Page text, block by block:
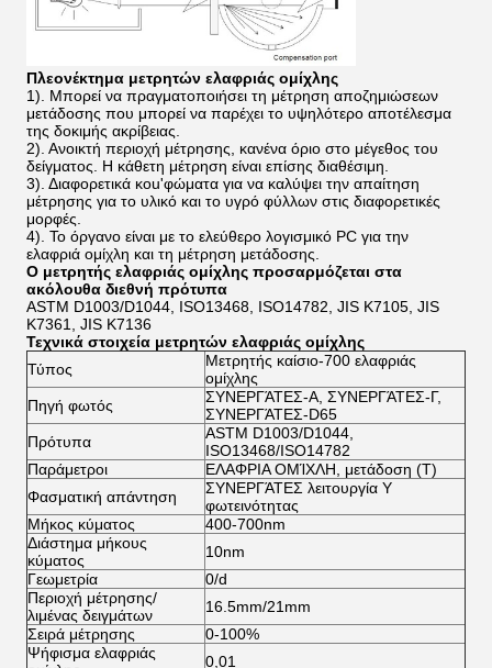
Πλεονέκτημα μετρητών ελαφριάς ομίχλης
1). Μπορεί να πραγματοποιήσει τη μέτρηση αποζημιώσεων
μετάδοσης που μπορεί να παρέχει το υψηλότερο αποτέλεσμα
της δοκιμής ακρίβειας.
2). Ανοικτή περιοχή μέτρησης, κανένα όριο στο μέγεθος του
δείγματος. Η κάθετη μέτρηση είναι επίσης διαθέσιμη.
3). Διαφορετικά κοu'φώματα για να καλύψει την απαίτηση
μέτρησης για το υλικό και το υγρό φύλλων στις διαφορετικές
μορφές.
4). Το όργανο είναι με το ελεύθερο λογισμικό PC για την
ελαφριά ομίχλη και τη μέτρηση μετάδοσης.
Ο μετρητής ελαφριάς ομίχλης προσαρμόζεται στα
ακόλουθα διεθνή πρότυπα
ASTM D1003/D1044, ISO13468, ISO14782, JIS K7105, JIS
K7361, JIS K7136
Τεχνικά στοιχεία μετρητών ελαφριάς ομίχλης
Τύπος
Μετρητής καίσιο-700 ελαφριάς
ομίχλης
Πηγή φωτός
ΣΥΝΕΡΓΆΤΕΣ-Α, ΣΥΝΕΡΓΆΤΕΣ-Γ,
ΣΥΝΕΡΓΆΤΕΣ-D65
Πρότυπα
ASTM D1003/D1044,
ISO13468/ISO14782
Παράμετροι
ΕΛΑΦΡΙΑ ΟΜΊΧΛΗ, μετάδοση (Τ)
Φασματική απάντηση
ΣΥΝΕΡΓΆΤΕΣ λειτουργία Υ
φωτεινότητας
Μήκος κύματος
400-700nm
Διάστημα μήκους
κύματος
10nm
Γεωμετρία
0/d
Περιοχή μέτρησης/
λιμένας δειγμάτων
16.5mm/21mm
Σειρά μέτρησης
0-100%
Ψήφισμα ελαφριάς
0,01